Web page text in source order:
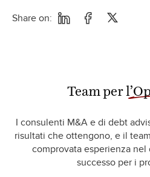
Share on:
Team per
I consulenti M&A e di debt
risultati che ottengono, e il
comprovata esperienza
successo per i